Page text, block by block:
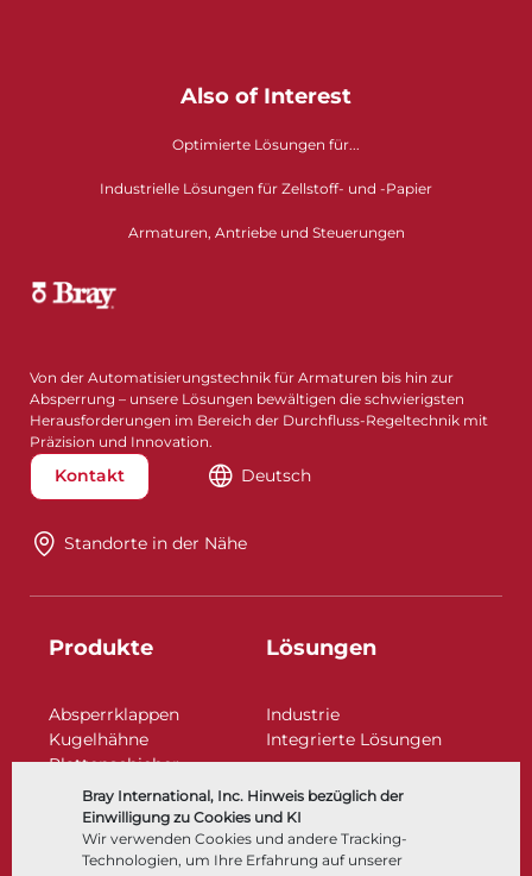
Bray International, Inc. Hinweis bezüglich der
Einwilligung zu Cookies und KI
Wir verwenden Cookies und andere Tracking-
Technologien, um Ihre Erfahrung auf unserer
Also of Interest
Optimierte Lösungen für...
Industrielle Lösungen für Zellstoff- und -Papier
Armaturen, Antriebe und Steuerungen
Von der Automatisierungstechnik für Armaturen bis hin zur
Absperrung – unsere Lösungen bewältigen die schwierigsten
Herausforderungen im Bereich der Durchfluss-Regeltechnik mit
Präzision und Innovation.
Kontakt Deutsch
Standorte in der Nähe​​​​​​​
Produkte
Absperrklappen
Kugelhähne
Plattenschieber
Regelarmaturen
Rückschlagklappen
Antriebe | Betätigungen
Steuer- und Regeltechnik
Lösungen
Industrie
Integrierte Lösungen